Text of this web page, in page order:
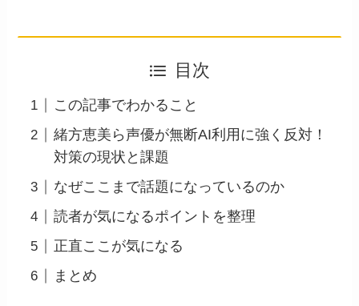
目次
この記事でわかること
緒方恵美ら声優が無断AI利用に強く反対！
対策の現状と課題
なぜここまで話題になっているのか
読者が気になるポイントを整理
正直ここが気になる
まとめ